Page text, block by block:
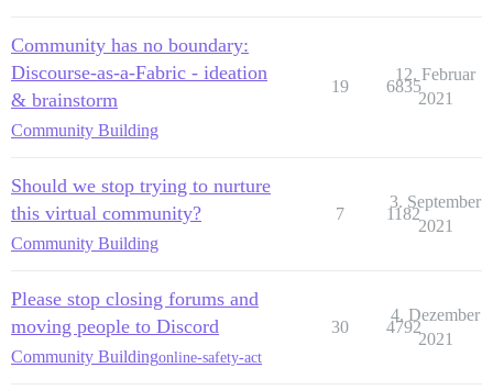
Community has no boundary:
Discourse-as-a-Fabric - ideation
& brainstorm
Community Building
19 6835
12. Februar
2021
Should we stop trying to nurture
this virtual community?
Community Building
7 1182
3. September
2021
Please stop closing forums and
moving people to Discord
Community Buildingonline-safety-act
30 4792
4. Dezember
2021